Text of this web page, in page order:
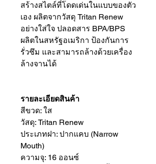
สร้างสไตล์ที่โดดเด่นในแบบของตัว
เอง ผลิตจากวัสดุ Tritan Renew
อย่างใส่ใจ ปลอดสาร BPA/BPS
ผลิตในสหรัฐอเมริกา ป้องกันการ
รั่วซึม และสามารถล้างด้วยเครื่อง
ล้างจานได้
รายละเอียดสินค้า
สีขวด: ใส
วัสดุ: Tritan Renew
ประเภทฝา: ปากแคบ (Narrow
Mouth)
ความจุ: 16 ออนซ์